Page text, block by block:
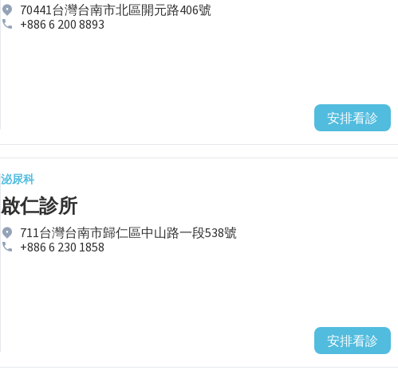
70441台灣台南市北區開元路406號
+886 6 200 8893
安排看診
泌尿科
啟仁診所
711台灣台南市歸仁區中山路一段538號
+886 6 230 1858
安排看診